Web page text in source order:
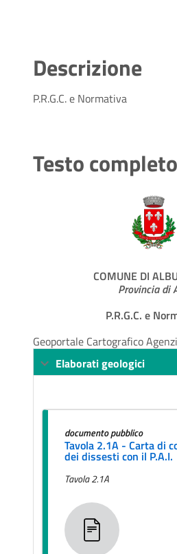
Descrizione
P.R.G.C. e Normativa
Testo completo
COMUNE DI
Provincia di
P.R.G.C. e
Geoportale Cartografico
Elaborati geologici
documento pubblico
Tavola 2.1A - Carta di
dei dissesti con il P.A.I.
Tavola 2.1A